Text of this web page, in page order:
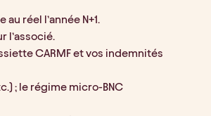
réel l’année N+1.
l’associé.
CARMF et vos indemnités
; le régime micro-BNC